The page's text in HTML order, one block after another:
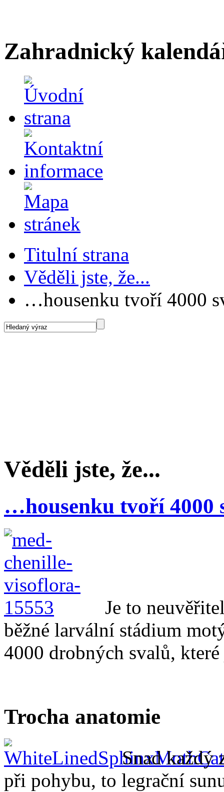
Zahradnický
Titulní strana
Věděli jste, že...
…housenku tvoří 4000
Věděli jste, že...
…housenku tvoří 4000
Je to
běžné larvální stádium
4000 drobných svalů,
Trocha anatomie
Snad každý
při pohybu, to legrační